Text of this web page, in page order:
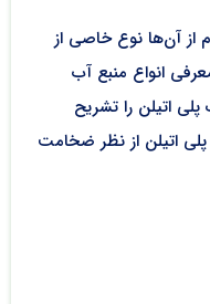
از آن‌ها نوع خاصی از
انواع منبع آب
اتیلن را تشریح
پلی اتیلن از نظر ضخامت